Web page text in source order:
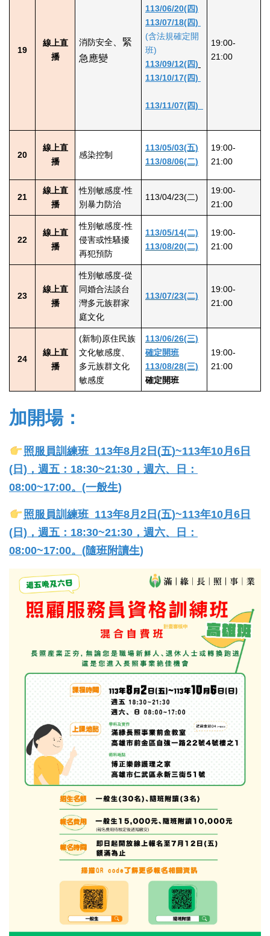
19
線上直
播
消防安全 、緊
急應變
113/06/20(四)
113/07/18(四)
(含法規確定開
班)
113/09/12(四)
113/10/17(四)
113/11/07(四)
19:00-
21:00
20
線上直
播
感染控制
113/05/03(五)
113/08/06(二)
19:00-
21:00
21
線上直
播
性別敏感度-性
別暴力防治
113/04/23(二)
19:00-
21:00
22
線上直
播
性別敏感度-性
侵害或性騷擾
再犯預防
113/05/14(二)
113/08/20(二)
19:00-
21:00
23
線上直
播
性別敏感度-從
同婚合法談台
灣多元族群家
庭文化
113/07/23(二)
19:00-
21:00
24
線上直
播
(新制)原住民族
文化敏感度、
多元族群文化
敏感度
113/06/26(三)
確定開班
113/08/28(三)
確定開班
19:00-
21:00
加開場：
照服員訓練班 113年8月2日(五)~113年10月6日
(日)，週五：18:30~21:30，週六、日：
08:00~17:00。(一般生)
照服員訓練班 113年8月2日(五)~113年10月6日
(日)，週五：18:30~21:30，週六、日：
08:00~17:00。(隨班附讀生)